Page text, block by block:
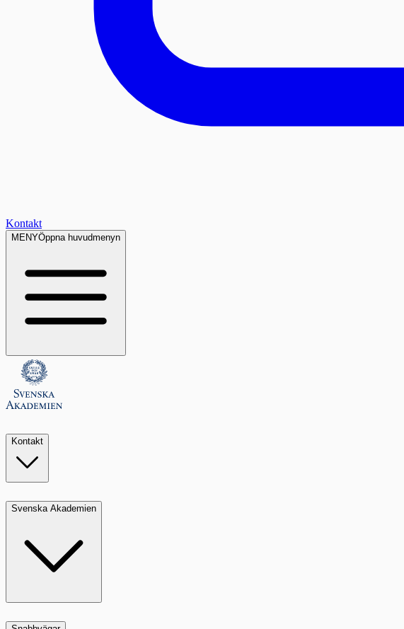
Kontakt
MENYÖppna huvudmenyn
Kontakt
Svenska Akademien